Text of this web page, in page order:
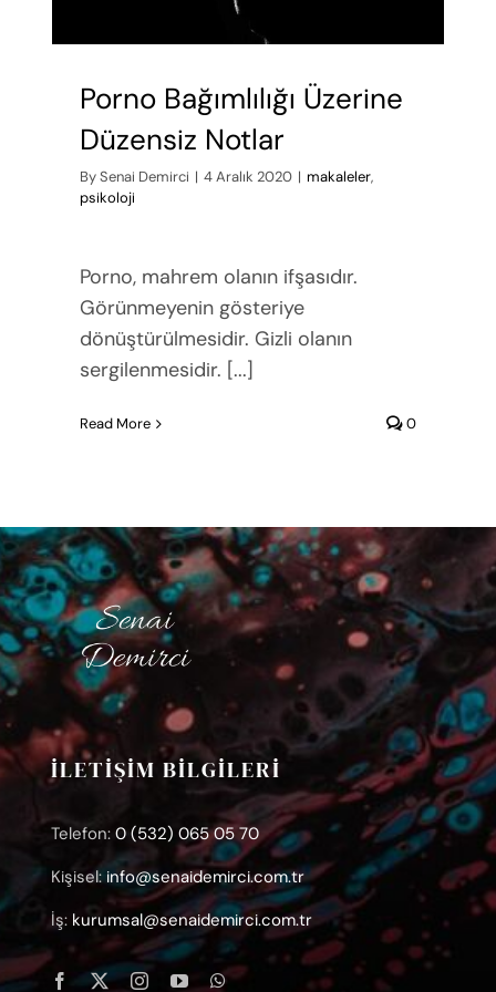
Porno Bağımlılığı Üzerine
Düzensiz Notlar
BySenai Demirci | 4 Aralık 2020 | makaleler,
psikoloji
Porno, mahrem olanın ifşasıdır.
Görünmeyenin gösteriye
dönüştürülmesidir. Gizli olanın
sergilenmesidir. [...]
Read More 0
İLETİŞİM BİLGİLERİ
Telefon: 0 (532) 065 05 70
Kişisel: info@senaidemirci.com.tr
İş: kurumsal@senaidemirci.com.tr